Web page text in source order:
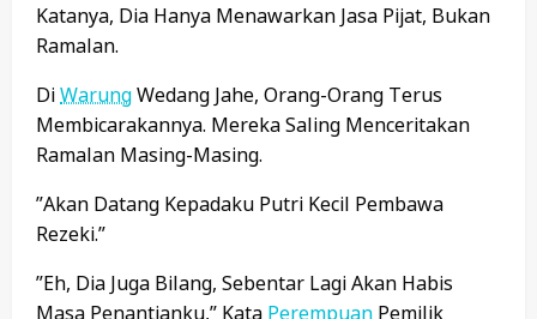
Katanya, Dia Hanya Menawarkan Jasa Pijat, Bukan
Ramalan.
DiWarungWedang Jahe, Orang-Orang Terus
Membicarakannya. Mereka Saling Menceritakan
Ramalan Masing-Masing.
”Akan Datang Kepadaku Putri Kecil Pembawa
Rezeki.”
”Eh, Dia Juga Bilang, Sebentar Lagi Akan Habis
Masa Penantianku,” Kata Perempuan Pemilik